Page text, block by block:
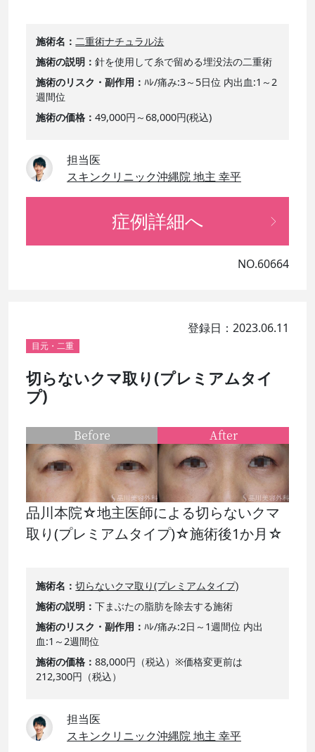
施術名
二重術ナチュラル法
施術の説明
針を使用して糸で留める埋没法の二重術
施術のリスク・副作用
ﾊﾚ/痛み:3～5日位 内出血:1～2
週間位
施術の価格
49,000円～68,000円(税込)
担当医
スキンクリニック沖縄院 地主 幸平
症例詳細へ
NO.60664
登録日：2023.06.11
目元・二重
切らないクマ取り(プレミアムタイ
プ)
品川本院☆地主医師による切らないクマ
取り(プレミアムタイプ)☆施術後1か月☆
施術名
切らないクマ取り(プレミアムタイプ)
施術の説明
下まぶたの脂肪を除去する施術
施術のリスク・副作用
ﾊﾚ/痛み:2日～1週間位 内出
血:1～2週間位
施術の価格
88,000円（税込）※価格変更前は
212,300円（税込）
担当医
スキンクリニック沖縄院 地主 幸平
Before After